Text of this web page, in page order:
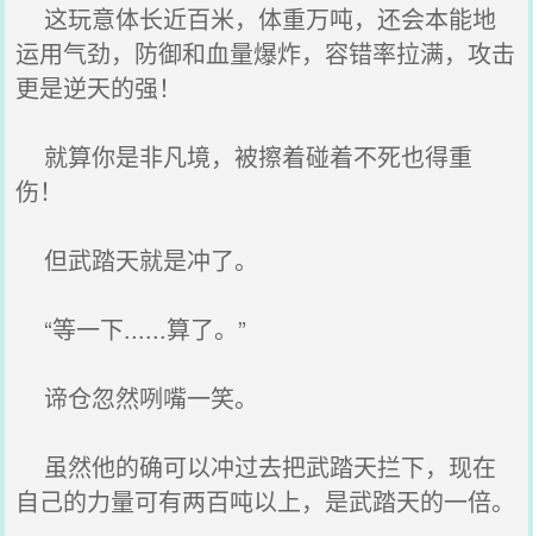
这玩意体长近百米，体重万吨，还会本能地
运用气劲，防御和血量爆炸，容错率拉满，攻击
更是逆天的强！
就算你是非凡境，被擦着碰着不死也得重
伤！
但武踏天就是冲了。
“等一下......算了。”
谛仓忽然咧嘴一笑。
虽然他的确可以冲过去把武踏天拦下，现在
自己的力量可有两百吨以上，是武踏天的一倍。